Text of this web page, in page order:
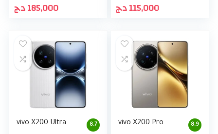
185,000د.ج 115,000د.ج
8.7
vivo X200 Ultra 8.9
vivo X200 Pro